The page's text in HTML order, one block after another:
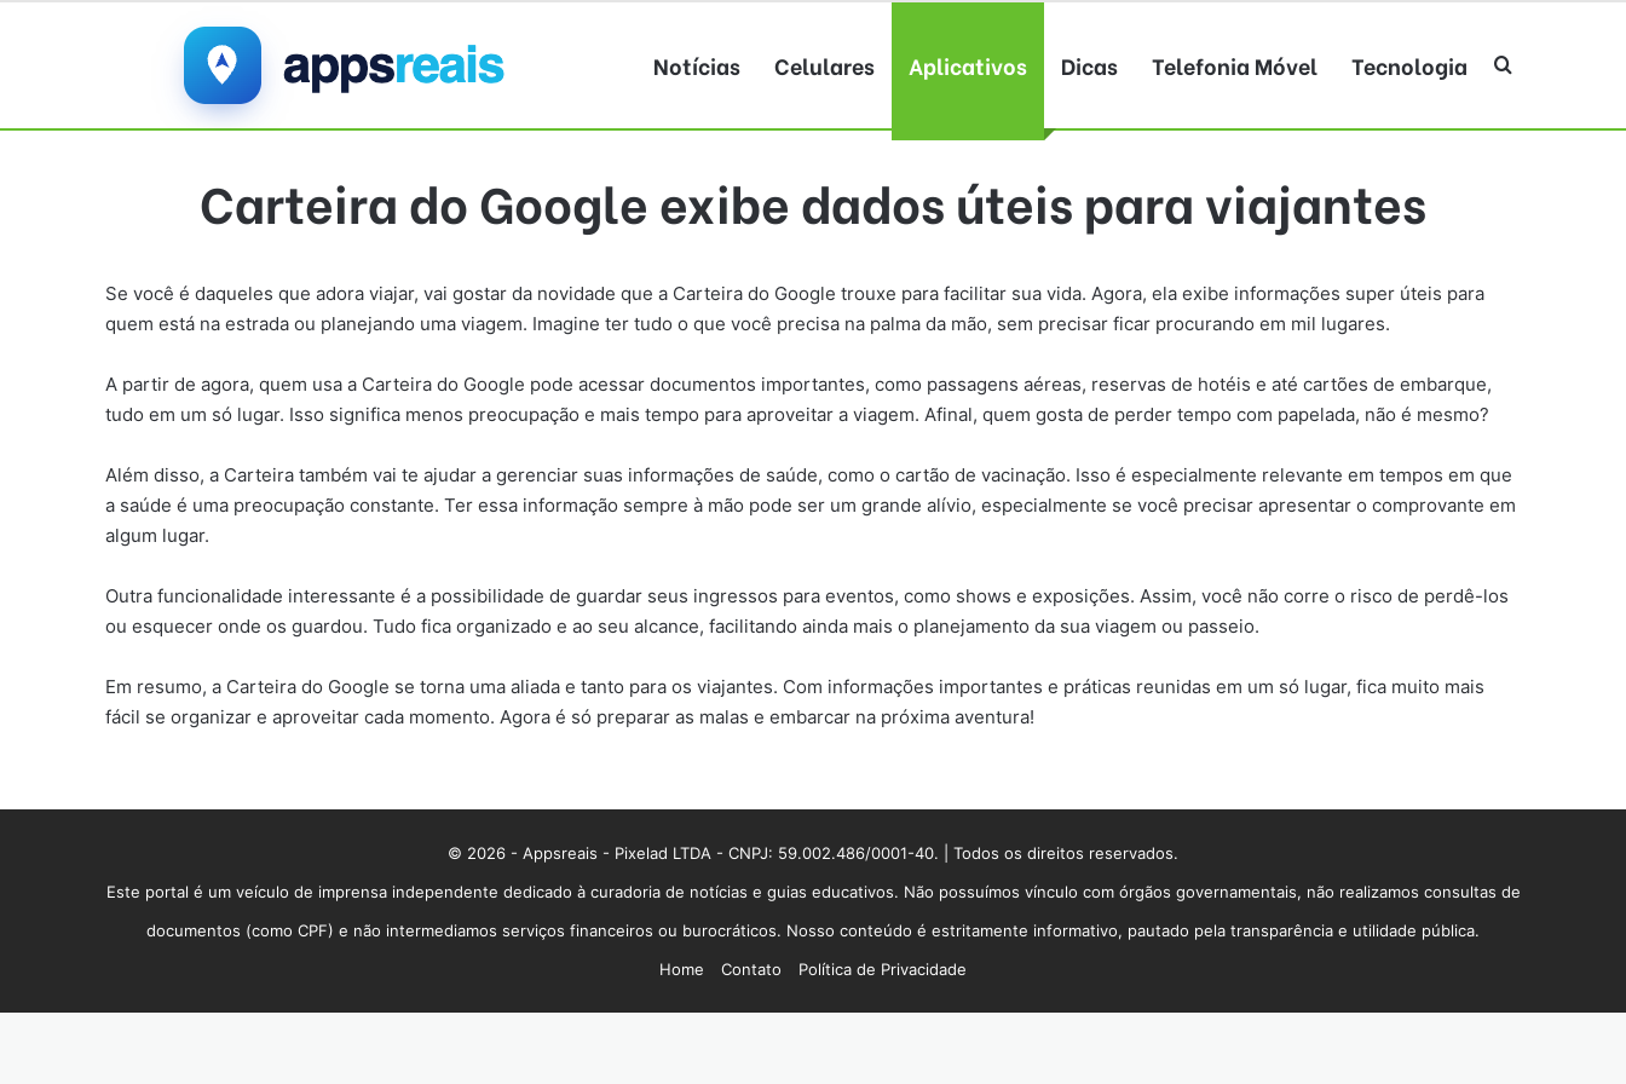
Notícias Celulares Aplicativos Dicas Telefonia Móvel Tecnologia Procurar por
Carteira do Google exibe dados úteis para viajantes
Se você é daqueles que adora viajar, vai gostar da novidade que a Carteira do Google trouxe para facilitar sua vida. Agora, ela exibe informações super úteis para
quem está na estrada ou planejando uma viagem. Imagine ter tudo o que você precisa na palma da mão, sem precisar ficar procurando em mil lugares.
A partir de agora, quem usa a Carteira do Google pode acessar documentos importantes, como passagens aéreas, reservas de hotéis e até cartões de embarque,
tudo em um só lugar. Isso significa menos preocupação e mais tempo para aproveitar a viagem. Afinal, quem gosta de perder tempo com papelada, não é mesmo?
Além disso, a Carteira também vai te ajudar a gerenciar suas informações de saúde, como o cartão de vacinação. Isso é especialmente relevante em tempos em que
a saúde é uma preocupação constante. Ter essa informação sempre à mão pode ser um grande alívio, especialmente se você precisar apresentar o comprovante em
algum lugar.
Outra funcionalidade interessante é a possibilidade de guardar seus ingressos para eventos, como shows e exposições. Assim, você não corre o risco de perdê-los
ou esquecer onde os guardou. Tudo fica organizado e ao seu alcance, facilitando ainda mais o planejamento da sua viagem ou passeio.
Em resumo, a Carteira do Google se torna uma aliada e tanto para os viajantes. Com informações importantes e práticas reunidas em um só lugar, fica muito mais
fácil se organizar e aproveitar cada momento. Agora é só preparar as malas e embarcar na próxima aventura!
© 2026 - Appsreais - Pixelad LTDA - CNPJ: 59.002.486/0001-40. | Todos os direitos reservados.
Este portal é um veículo de imprensa independente dedicado à curadoria de notícias e guias educativos. Não possuímos vínculo com órgãos governamentais, não realizamos consultas de
documentos (como CPF) e não intermediamos serviços financeiros ou burocráticos. Nosso conteúdo é estritamente informativo, pautado pela transparência e utilidade pública.
Home
Contato Política de Privacidade